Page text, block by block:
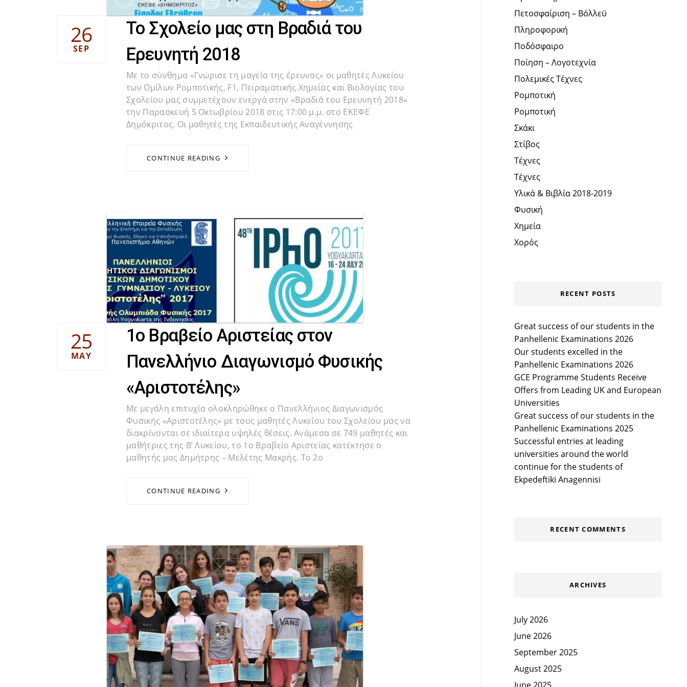
26
SEP
Το Σχολείο μας στη Βραδιά του
Ερευνητή 2018
Με το σύνθημα «Γνώρισε τη μαγεία της έρευνας» οι μαθητές Λυκείου
των Ομίλων Ρομποτικής, F1, Πειραματικής Χημείας και Βιολογίας του
Σχολείου μας συμμετέχουν ενεργά στην «Βραδιά του Ερευνητή 2018»
την Παρασκευή 5 Οκτωβρίου 2018 στις 17:00 μ.μ. στο ΕΚΕΦΕ
Δημόκριτος. Οι μαθητές της Εκπαιδευτικής Αναγέννησης
CONTINUE READING
25
MAY
1ο Βραβείο Αριστείας στον
Πανελλήνιο Διαγωνισμό Φυσικής
«Αριστοτέλης»
Με μεγάλη επιτυχία ολοκληρώθηκε ο Πανελλήνιος Διαγωνισμός
Φυσικής «Αριστοτέλης» με τους μαθητές Λυκείου του Σχολείου μας να
διακρίνονται σε ιδιαίτερα υψηλές θέσεις. Ανάμεσα σε 749 μαθητές και
μαθήτριες της Β’ Λυκείου, το 1ο Βραβείο Αριστείας κατέκτησε ο
μαθητής μας Δημήτρης – Μελέτης Μακρής. Το 2ο
CONTINUE READING
Πετοσφαίριση – Βόλλεϋ
Πληροφορική
Ποδόσφαιρο
Ποίηση – Λογοτεχνία
Πολεμικές Τέχνες
Ρομποτική
Ρομποτική
Σκάκι
Στίβος
Τέχνες
Τέχνες
Υλικά & Βιβλία 2018-2019
Φυσική
Χημεία
Χορός
RECENT POSTS
Great success of our students in the
Panhellenic Examinations 2026
Our students excelled in the
Panhellenic Examinations 2026
GCE Programme Students Receive
Offers from Leading UK and European
Universities
Great success of our students in the
Panhellenic Examinations 2025
Successful entries at leading
universities around the world
continue for the students of
Ekpedeftiki Anagennisi
RECENT COMMENTS
ARCHIVES
July 2026
June 2026
September 2025
August 2025